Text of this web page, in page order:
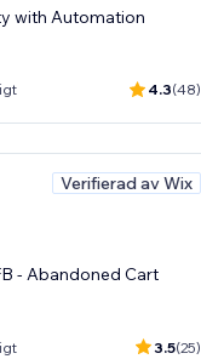
with Automation
4.3(48)
Verifierad av Wix
- Abandoned Cart
3.5(25)